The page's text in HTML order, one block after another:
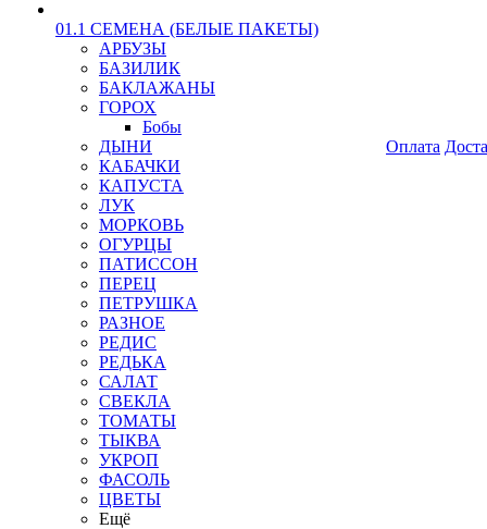
01.1 СЕМЕНА (БЕЛЫЕ ПАКЕТЫ)
АРБУЗЫ
БАЗИЛИК
БАКЛАЖАНЫ
ГОРОХ
Бобы
ДЫНИ
КАБАЧКИ
КАПУСТА
ЛУК
МОРКОВЬ
ОГУРЦЫ
ПАТИССОН
ПЕРЕЦ
ПЕТРУШКА
РАЗНОЕ
РЕДИС
РЕДЬКА
САЛАТ
СВЕКЛА
ТОМАТЫ
ТЫКВА
УКРОП
ФАСОЛЬ
ЦВЕТЫ
Ещё
Оплата